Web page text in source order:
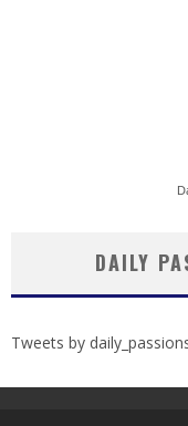
DAILY
Tweets by